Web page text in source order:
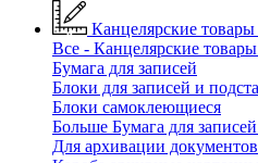
Канцелярские товары
Все - Канцелярские товары
Бумага для записей
Блоки для записей и
Блоки самоклеющиеся
Больше Бумага для записей
Для архивации документов